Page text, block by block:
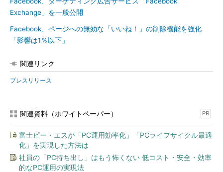
Exchange」を一般公開
Facebook、ページへの無効な「いいね！」の削除機能を強化
「影響は1％以下」
関連リンク
プレスリリース
関連資料（ホワイトペーパー） PR
富士ピー・エスが「PC運用効率化」「PCライフサイクル最適
化」を実現した方法は
社員の「PC持ち出し」はもう怖くない 低コスト・安全・効率
的なPC運用の実現法